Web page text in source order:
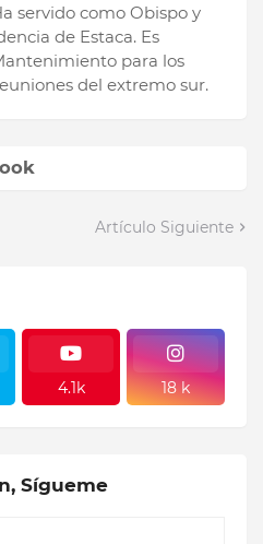
servido como Obispo y
de Estaca. Es
para los
del extremo sur.
Artículo Siguiente
4.1k 18 k
Sígueme